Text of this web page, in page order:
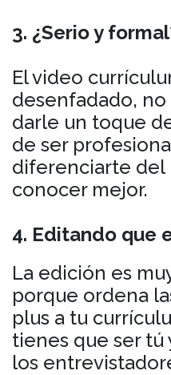
3. ¿Serio y
El video
desenfadado,
darle un toque
de ser
diferenciarte del
conocer mejor.
4. Editando que
La edición es
porque ordena
plus a tu
tienes que ser tú
los